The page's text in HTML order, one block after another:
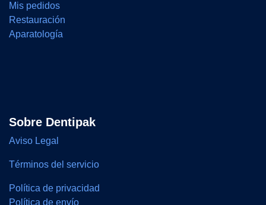
Mis pedidos
Restauración
Aparatología
Sobre Dentipak
Aviso Legal
Términos del servicio
Política de privacidad
Política de envío